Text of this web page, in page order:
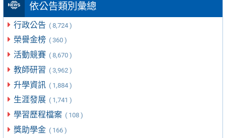
依公告類別彙總
行政公告 ( 8,724 )
榮譽金榜 ( 360 )
活動競賽 ( 8,670 )
教師研習 ( 3,962 )
升學資訊 ( 1,884 )
生涯發展 ( 1,741 )
學習歷程檔案 ( 108 )
獎助學金 ( 166 )